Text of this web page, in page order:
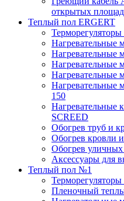
открытых
Теплый пол ERGERT
Терморегуляторы
Нагревательные
Нагревательные
Нагревательные
Нагревательные
Нагревательные
150
Нагревательные
SCREED
Обогрев труб и
Обогрев кровли
Обогрев
Аксессуары для
Теплый пол №1
Пленочный